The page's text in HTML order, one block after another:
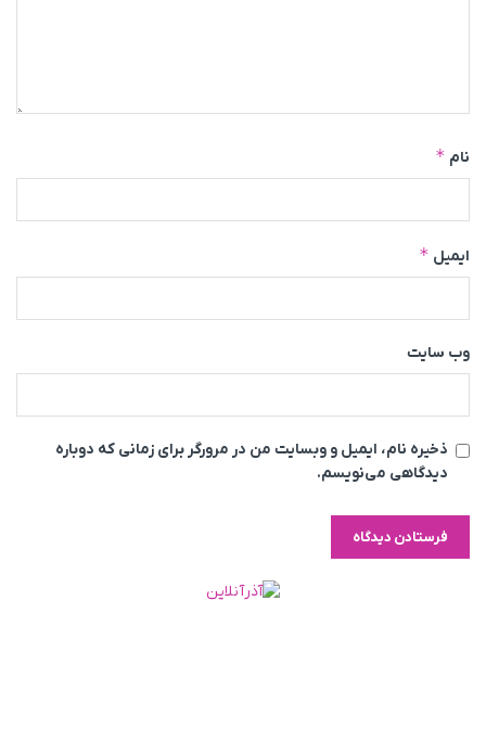
نام *
ایمیل *
وب‌ سایت
ذخیره نام، ایمیل و وبسایت من در مرورگر برای زمانی که دوباره
دیدگاهی می‌نویسم.